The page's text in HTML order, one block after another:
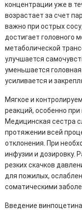
концентрации уже в
возрастает за счет
важно при острых
достигает головного
метаболической
улучшается
уменьшается
усиливается и
Мягкое и
реакций, особенно
Медицинская сестра
протяжении всей
отклонения. При
инфузии и дозировку.
резких скачков
для пожилых,
соматическими
Введение